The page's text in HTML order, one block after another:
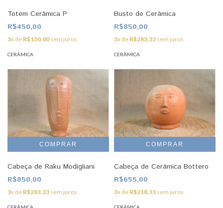
Totem Cerâmica P
R$450,00
3x de R$150,00sem juros
CERÂMICA
Busto de Cerâmica
R$850,00
3x de R$283,33 sem juros
CERÂMICA
Cabeça de Raku Modigliani
R$850,00
3x de R$283,33 sem juros
Cabeça de Cerâmica Bottero
R$655,00
3x de R$218,33 sem juros